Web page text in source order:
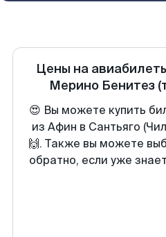
Цены на
Мерино Бенитез
😍 Вы можете купить
из Афин в Сантьяго
🙌. Также вы можете
обратно, если уже